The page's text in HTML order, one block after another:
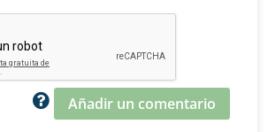
Añadir un comentario